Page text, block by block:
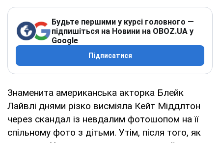
Будьте першими у курсі головного —
підпишіться на Новини на OBOZ.UA у
Google
Підписатися
Знаменита американська акторка Блейк
Лайвлі днями різко висміяла Кейт Міддлтон
через скандал із невдалим фотошопом на її
спільному фото з дітьми. Утім, після того, як